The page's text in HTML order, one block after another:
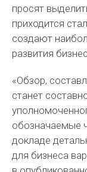
просят
приходится
создают
развития
«Обзор,
станет
обозначаемые
докладе
для бизнеса